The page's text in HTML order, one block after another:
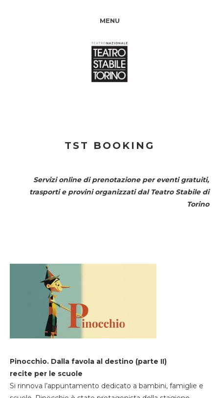
MENU
TST BOOKING
Servizi online di prenotazione per eventi gratuiti,
trasporti e provini organizzati dal Teatro Stabile di
Torino
Pinocchio. Dalla favola al destino (parte II)
recite per le scuole
Si rinnova l’appuntamento dedicato a bambini, famiglie e